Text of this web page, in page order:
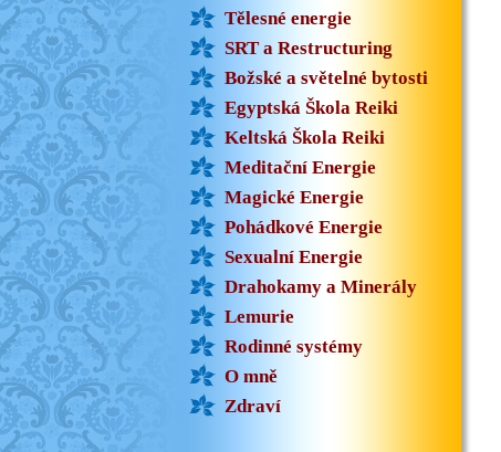
Tělesné energie
SRT a Restructuring
Božské a světelné bytosti
Egyptská Škola Reiki
Keltská Škola Reiki
Meditační Energie
Magické Energie
Pohádkové Energie
Sexualní Energie
Drahokamy a Minerály
Lemurie
Rodinné systémy
O mně
Zdraví